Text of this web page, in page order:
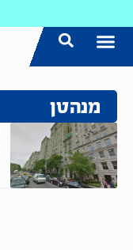
מנהטן